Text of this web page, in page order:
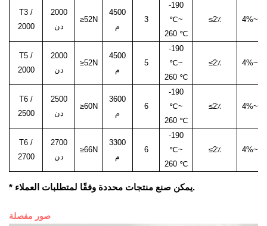
T3 /
2000
2000
دن
≥52N
4500
م
3
-190
℃~
260 ℃
≤2٪ 4%~
T5 /
2000
2000
دن
≥52N
4500
م
5
-190
℃~
260 ℃
≤2٪ 4%~
T6 /
2500
2500
دن
≥60N
3600
م
6
-190
℃~
260 ℃
≤2٪ 4%~
T6 /
2700
2700
دن
≥66N
3300
م
6
-190
℃~
260 ℃
≤2٪ 4%~
* يمكن صنع منتجات محددة وفقًا لمتطلبات العملاء.
صور مفصلة